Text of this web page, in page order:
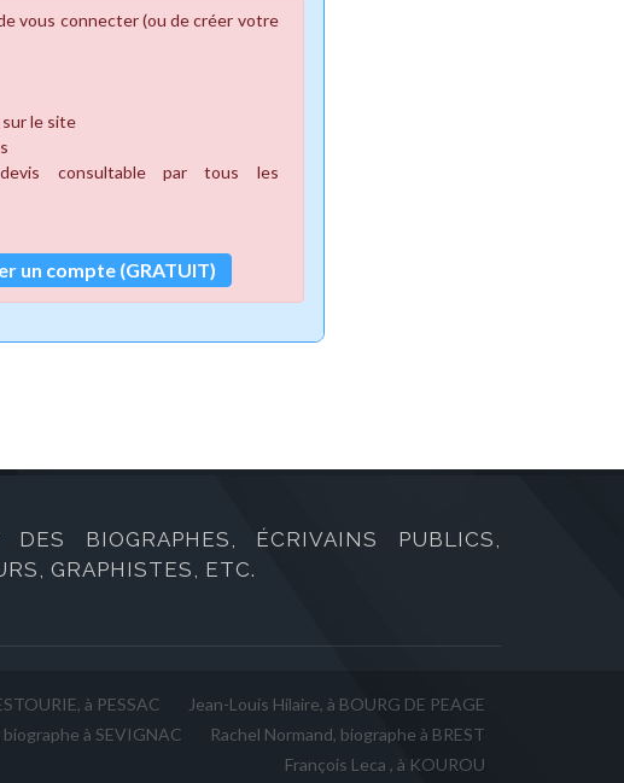
vous connecter (ou de créer votre
le site
consultable par tous les
un compte (GRATUIT)
BIOGRAPHES, ÉCRIVAINS PUBLICS,
GRAPHISTES, ETC.
à PESSAC
Jean-Louis Hilaire, à BOURG DE PEAGE
à SEVIGNAC
Rachel Normand, biographe à BREST
François Leca , à KOUROU